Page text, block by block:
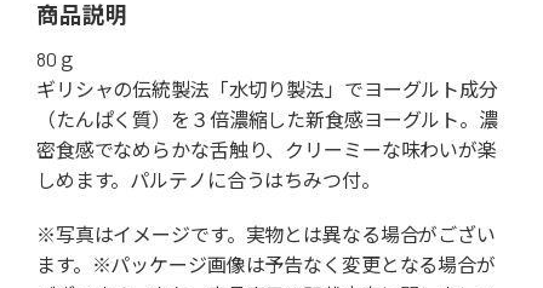
商品説明
80ｇ
ギリシャの伝統製法「水切り製法」でヨーグルト成分
（たんぱく質）を３倍濃縮した新食感ヨーグルト。濃
密食感でなめらかな舌触り、クリーミーな味わいが楽
しめます。パルテノに合うはちみつ付。
※写真はイメージです。実物とは異なる場合がござい
ます。※パッケージ画像は予告なく変更となる場合が